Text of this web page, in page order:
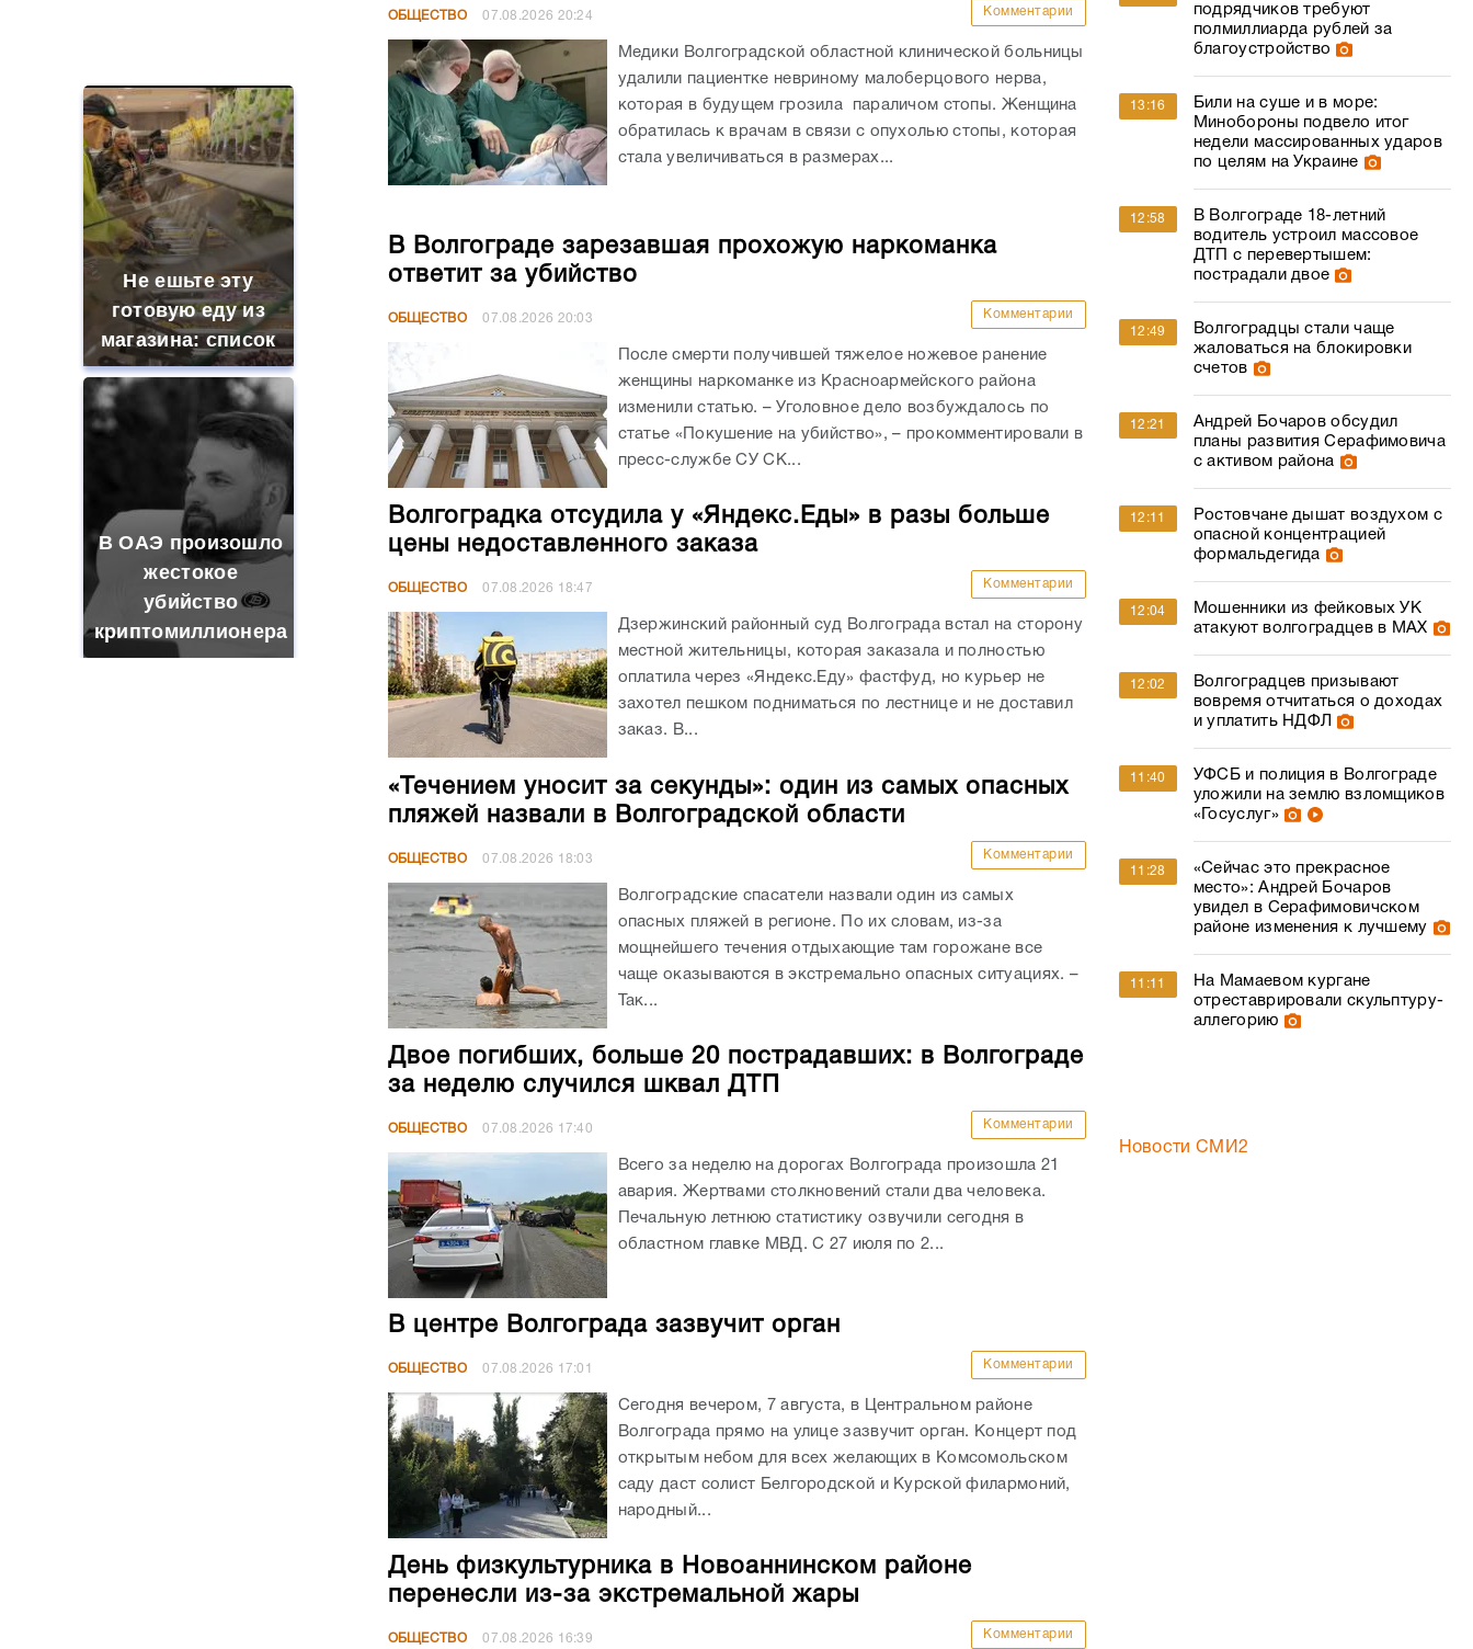
Не ешьте эту
готовую еду из
магазина: список
В ОАЭ произошло
жестокое
убийство
криптомиллионера
ОБЩЕСТВО 07.08.2026 20:24 Комментарии
Медики Волгоградской областной клинической больницы
удалили пациентке невриному малоберцового нерва,
которая в будущем грозила параличом стопы. Женщина
обратилась к врачам в связи с опухолью стопы, которая
стала увеличиваться в размерах...
В Волгограде зарезавшая прохожую наркоманка
ответит за убийство
ОБЩЕСТВО 07.08.2026 20:03 Комментарии
После смерти получившей тяжелое ножевое ранение
женщины наркоманке из Красноармейского района
изменили статью. – Уголовное дело возбуждалось по
статье «Покушение на убийство», – прокомментировали в
пресс-службе СУ СК...
Волгоградка отсудила у «Яндекс.Еды» в разы больше
цены недоставленного заказа
ОБЩЕСТВО 07.08.2026 18:47 Комментарии
Дзержинский районный суд Волгограда встал на сторону
местной жительницы, которая заказала и полностью
оплатила через «Яндекс.Еду» фастфуд, но курьер не
захотел пешком подниматься по лестнице и не доставил
заказ. В...
«Течением уносит за секунды»: один из самых опасных
пляжей назвали в Волгоградской области
ОБЩЕСТВО 07.08.2026 18:03 Комментарии
Волгоградские спасатели назвали один из самых
опасных пляжей в регионе. По их словам, из-за
мощнейшего течения отдыхающие там горожане все
чаще оказываются в экстремально опасных ситуациях. –
Так...
Двое погибших, больше 20 пострадавших: в Волгограде
за неделю случился шквал ДТП
ОБЩЕСТВО 07.08.2026 17:40 Комментарии
Всего за неделю на дорогах Волгограда произошла 21
авария. Жертвами столкновений стали два человека.
Печальную летнюю статистику озвучили сегодня в
областном главке МВД. С 27 июля по 2...
В центре Волгограда зазвучит орган
ОБЩЕСТВО 07.08.2026 17:01 Комментарии
Сегодня вечером, 7 августа, в Центральном районе
Волгограда прямо на улице зазвучит орган. Концерт под
открытым небом для всех желающих в Комсомольском
саду даст солист Белгородской и Курской филармоний,
народный...
День физкультурника в Новоаннинском районе
перенесли из-за экстремальной жары
ОБЩЕСТВО 07.08.2026 16:39 Комментарии
подрядчиков требуют
полмиллиарда рублей за
благоустройство
13:16
Били на суше и в море:
Минобороны подвело итог
недели массированных ударов
по целям на Украине
12:58
В Волгограде 18-летний
водитель устроил массовое
ДТП с перевертышем:
пострадали двое
12:49
Волгоградцы стали чаще
жаловаться на блокировки
счетов
12:21
Андрей Бочаров обсудил
планы развития Серафимовича
с активом района
12:11
Ростовчане дышат воздухом с
опасной концентрацией
формальдегида
12:04
Мошенники из фейковых УК
атакуют волгоградцев в МАХ
12:02
Волгоградцев призывают
вовремя отчитаться о доходах
и уплатить НДФЛ
11:40
УФСБ и полиция в Волгограде
уложили на землю взломщиков
«Госуслуг»
11:28
«Сейчас это прекрасное
место»: Андрей Бочаров
увидел в Серафимовичском
районе изменения к лучшему
11:11
На Мамаевом кургане
отреставрировали скульптуру-
аллегорию
Новости СМИ2